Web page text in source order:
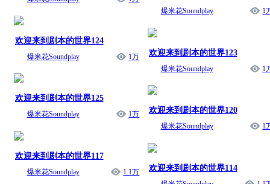
欢迎来到剧本的世界124
爆米花Soundplay 1万
欢迎来到剧本的世界125
爆米花Soundplay 1万
欢迎来到剧本的世界117
爆米花Soundplay 1.1万
爆米花Soundplay 1
欢迎来到剧本的世界123
爆米花Soundplay 1
欢迎来到剧本的世界120
爆米花Soundplay 1
欢迎来到剧本的世界114